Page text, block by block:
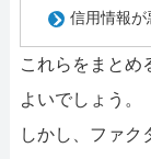
信用情報が
これらをまとめ
よいでしょう。
しかし、ファク